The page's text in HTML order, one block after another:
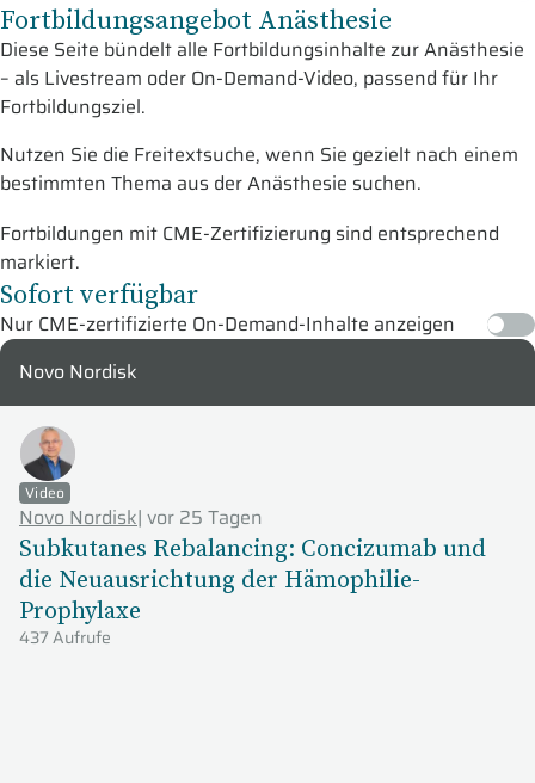
Fortbildungsangebot Anästhesie
Diese Seite bündelt alle Fortbildungsinhalte zur Anästhesie
– als Livestream oder On-Demand-Video, passend für Ihr
Fortbildungsziel.
Nutzen Sie die Freitextsuche, wenn Sie gezielt nach einem
bestimmten Thema aus der Anästhesie suchen.
Fortbildungen mit CME-Zertifizierung sind entsprechend
markiert.
Sofort verfügbar
Nur CME-zertifizierte On-Demand-Inhalte anzeigen
Novo Nordisk
Video
Novo Nordisk| vor 25 Tagen
Subkutanes Rebalancing: Concizumab und
die Neuausrichtung der Hämophilie-
Prophylaxe
437 Aufrufe